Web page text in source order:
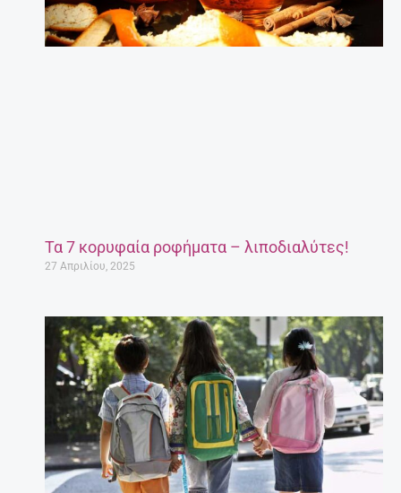
Τα 7 κορυφαία ροφήματα – λιποδιαλύτες!
27 Απριλίου, 2025